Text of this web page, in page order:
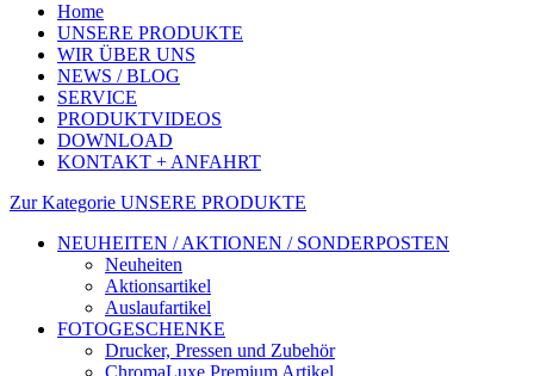
Home
UNSERE PRODUKTE
WIR ÜBER UNS
NEWS / BLOG
SERVICE
PRODUKTVIDEOS
DOWNLOAD
KONTAKT + ANFAHRT
Zur Kategorie UNSERE PRODUKTE
NEUHEITEN / AKTIONEN / SONDERPOSTEN
Neuheiten
Aktionsartikel
Auslaufartikel
FOTOGESCHENKE
Drucker, Pressen und Zubehör
ChromaLuxe Premium Artikel